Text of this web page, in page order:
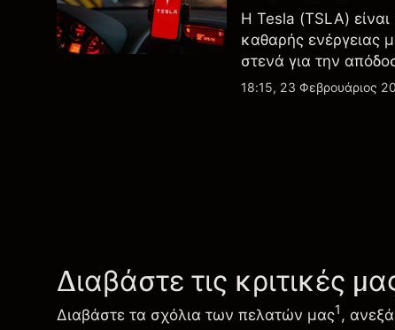
Η Tesla (TSLA) είναι
καθαρής ενέργειας
στενά για την
εξελίξεις στην
18:15, 23 Φεβρουάριος
Διαβάστε τις κριτικές
Διαβάστε τα σχόλια των πελατών μας1,